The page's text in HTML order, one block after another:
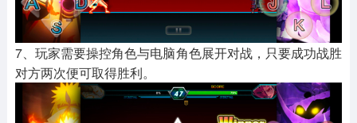
7、玩家需要操控角色与电脑角色展开对战，只要成功战胜
对方两次便可取得胜利。